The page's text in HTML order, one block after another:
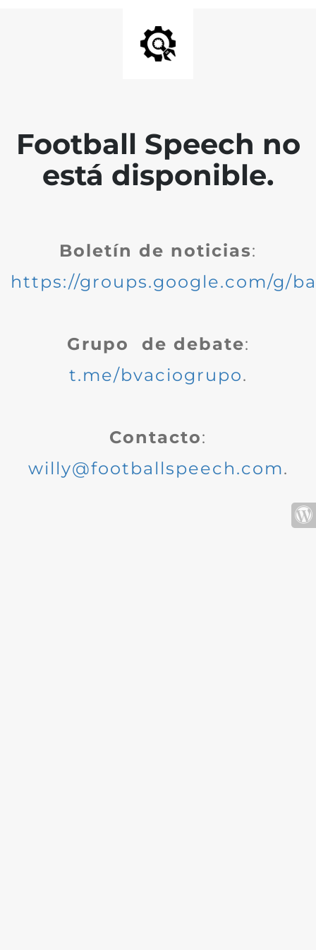
Football Speech no
está disponible.
Boletín de noticias:
https://groups.google.com/g/
Grupo de debate:
t.me/bvaciogrupo.
Contacto:
willy@footballspeech.com.